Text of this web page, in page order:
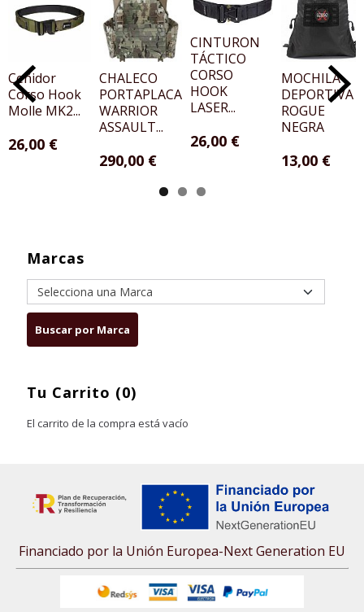
Marcas
Tu Carrito (0)
El carrito de la compra está vacío
Ceñidor
Corso Hook
Molle MK2...
26,00 €
CHALECO
PORTAPLACAS
WARRIOR
ASSAULT...
290,00 €
CINTURON
TÁCTICO
CORSO
HOOK
LASER...
26,00 €
MOCHILA
DEPORTIVA
ROGUE
NEGRA
13,00 €
Financiado por la Unión Europea-Next Generation EU